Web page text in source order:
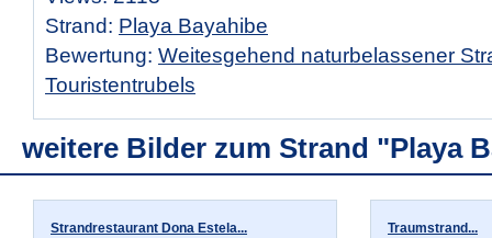
Strand: Playa Bayahibe
Bewertung: Weitesgehend naturbelassener
Touristentrubels
weitere Bilder zum Strand "Playa
Strandrestaurant Dona Estela...
Traumstrand...